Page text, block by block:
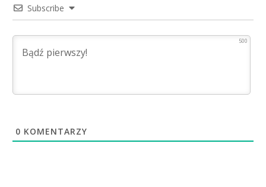
Subscribe
500
0 KOMENTARZY